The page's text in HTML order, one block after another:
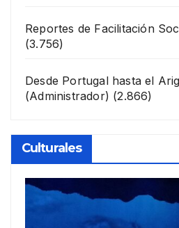
Reportes de Facilitación
(3.756)
Desde Portugal hasta el
(Administrador) (2.866)
Culturales